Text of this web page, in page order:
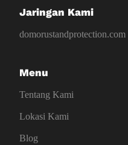
Jaringan Kami
domorustandprotection.com
Menu
Tentang Kami
Lokasi Kami
Blog